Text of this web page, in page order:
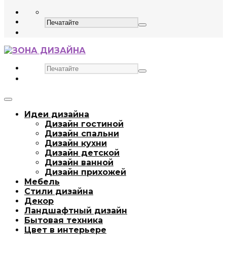
Идеи дизайна
Дизайн гостиной
Дизайн спальни
Дизайн кухни
Дизайн детской
Дизайн ванной
Дизайн прихожей
Мебель
Стили дизайна
Декор
Ландшафтный дизайн
Бытовая техника
Цвет в интерьере